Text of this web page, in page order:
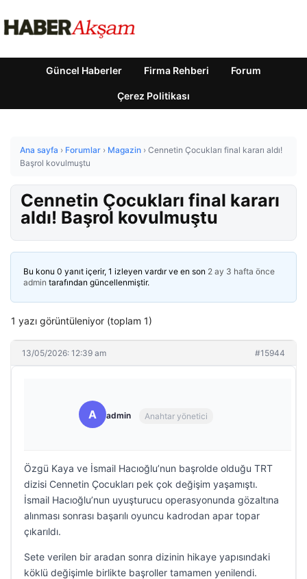
Güncel Haberler Firma Rehberi Forum
Çerez Politikası
Ana sayfa › Forumlar › Magazin › Cennetin Çocukları final kararı aldı!
Başrol kovulmuştu
Cennetin Çocukları final kararı
aldı! Başrol kovulmuştu
Bu konu 0 yanıt içerir, 1 izleyen vardır ve en son 2 ay 3 hafta önce
admin tarafından güncellenmiştir.
1 yazı görüntüleniyor (toplam 1)
13/05/2026: 12:39 am #15944
A admin Anahtar yönetici
Özgü Kaya ve İsmail Hacıoğlu’nun başrolde olduğu TRT
dizisi Cennetin Çocukları pek çok değişim yaşamıştı.
İsmail Hacıoğlu’nun uyuşturucu operasyonunda gözaltına
alınması sonrası başarılı oyuncu kadrodan apar topar
çıkarıldı.
Sete verilen bir aradan sonra dizinin hikaye yapısındaki
köklü değişimle birlikte başroller tamamen yenilendi.